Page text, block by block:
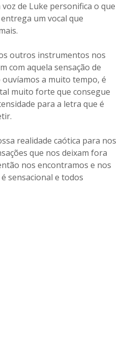
de Luke personifica o que
um vocal que
outros instrumentos nos
com aquela sensação de
a muito tempo, é
muito forte que consegue
para a letra que é
realidade caótica para nos
que nos deixam fora
nos encontramos e nos
sensacional e todos